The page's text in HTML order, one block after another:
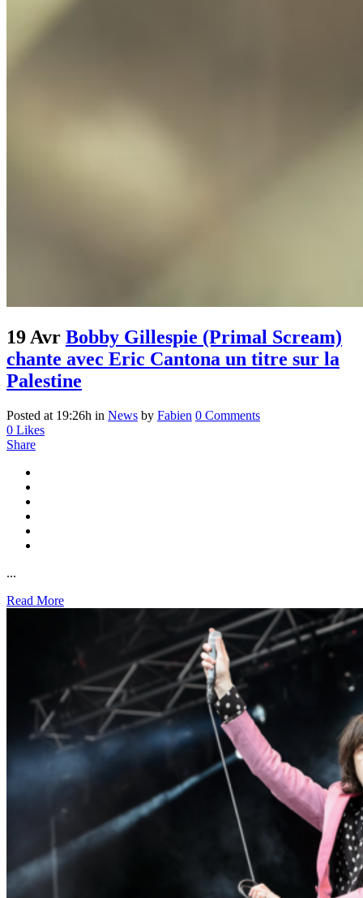
19 Avr Bobby Gillespie (Primal Scream)
chante avec Eric Cantona un titre sur la
Palestine
Posted at 19:26h in News by Fabien 0 Comments
0 Likes
Share
...
Read More